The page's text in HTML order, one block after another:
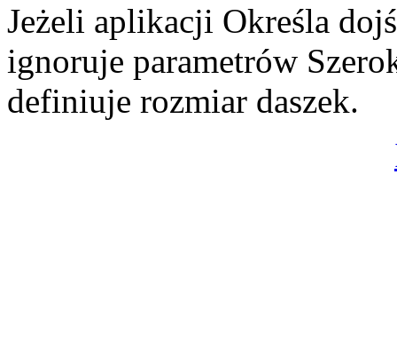
Jeżeli aplikacji Określa
ignoruje parametrów
definiuje rozmiar daszek.